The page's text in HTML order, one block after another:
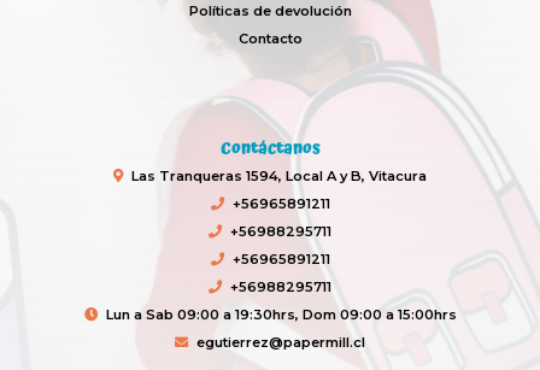
Políticas de devolución
Contacto
Contáctanos
Las Tranqueras 1594, Local A y B, Vitacura
+56965891211
+56988295711
+56965891211
+56988295711
Lun a Sab 09:00 a 19:30hrs, Dom 09:00 a 15:00hrs
egutierrez@papermill.cl